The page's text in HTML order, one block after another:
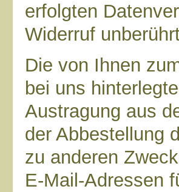
erfolgten
Widerruf
Die von Ihnen
bei uns
Austragung aus
der Abbestellung
zu anderen
E-Mail-Adressen